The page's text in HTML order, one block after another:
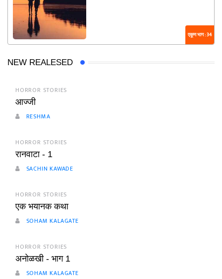
एकूण भाग : 34
NEW REALESED
HORROR STORIES
आज्जी
RESHMA
HORROR STORIES
रानवाटा - 1
SACHIN KAWADE
HORROR STORIES
एक भयानक कथा
SOHAM KALAGATE
HORROR STORIES
अनोळखी - भाग 1
SOHAM KALAGATE